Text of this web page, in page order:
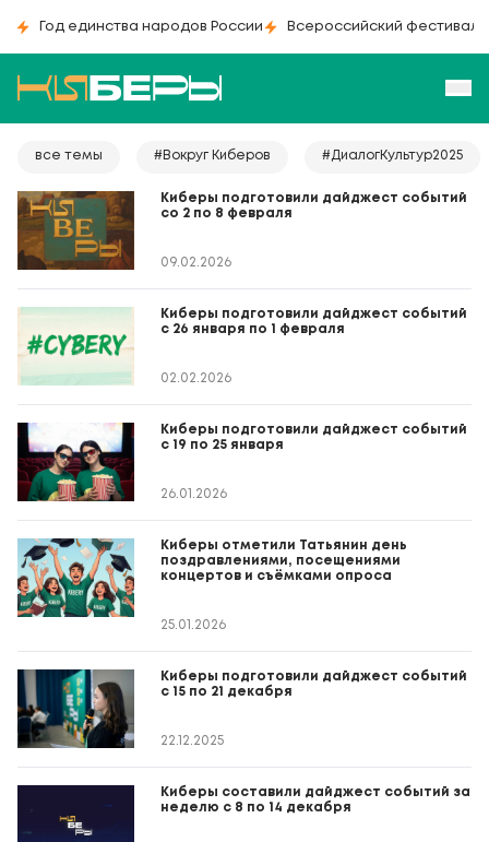
Год единства народов России Всероссийский фестиваль
все темы #Вокруг Киберов #ДиалогКультур2025
Киберы подготовили дайджест событий
со 2 по 8 февраля
09.02.2026
Киберы подготовили дайджест событий
с 26 января по 1 февраля
02.02.2026
Киберы подготовили дайджест событий
с 19 по 25 января
26.01.2026
Киберы отметили Татьянин день
поздравлениями, посещениями
концертов и съёмками опроса
25.01.2026
Киберы подготовили дайджест событий
с 15 по 21 декабря
22.12.2025
Киберы составили дайджест событий за
неделю с 8 по 14 декабря